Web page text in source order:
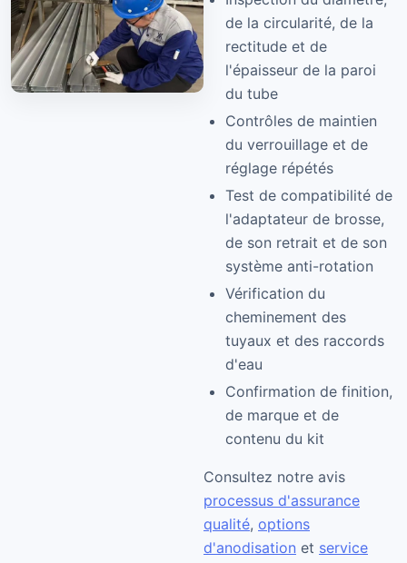
de la circularité, de la
rectitude et de
l'épaisseur de la paroi
du tube
Contrôles de maintien
du verrouillage et de
réglage répétés
Test de compatibilité de
l'adaptateur de brosse,
de son retrait et de son
système anti-rotation
Vérification du
cheminement des
tuyaux et des raccords
d'eau
Confirmation de finition,
de marque et de
contenu du kit
Consultez notre avis
processus d'assurance
qualité, options
d'anodisation et service